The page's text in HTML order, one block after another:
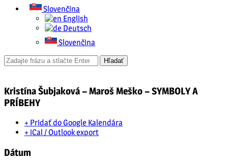
Slovenčina
English
Deutsch
Slovenčina
Kristína Šubjaková – Maroš Meško – SYMBOLY A
PRÍBEHY
+ Pridať do Google Kalendára
+ iCal / Outlook export
Dátum